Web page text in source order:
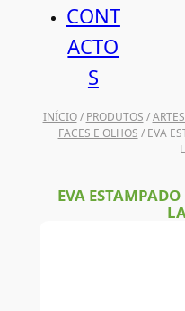
CONT
ACTO
S
INÍCIO/ PRODUTOS /
FACES E OLHOS / EVA
EVA